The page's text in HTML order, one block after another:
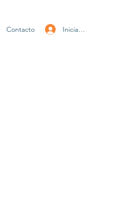
Iniciar sesión
Contacto